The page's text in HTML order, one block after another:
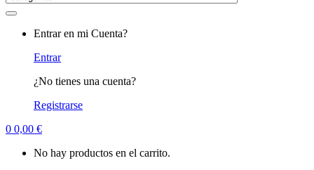
Entrar en mi Cuenta?
Entrar
¿No tienes una cuenta?
Registrarse
0 0,00 €
No hay productos en el carrito.